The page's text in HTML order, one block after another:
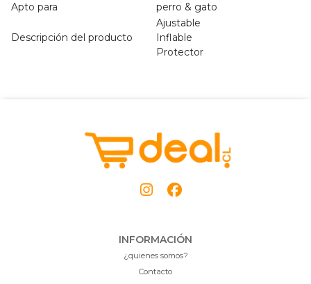
Apto para
perro & gato
Descripción del producto
Ajustable
Inflable
Protector
INFORMACIÓN
¿quienes somos?
Contacto